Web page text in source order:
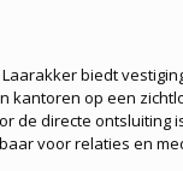
biedt
kantoren op een
de directe ontsluiting
voor relaties en